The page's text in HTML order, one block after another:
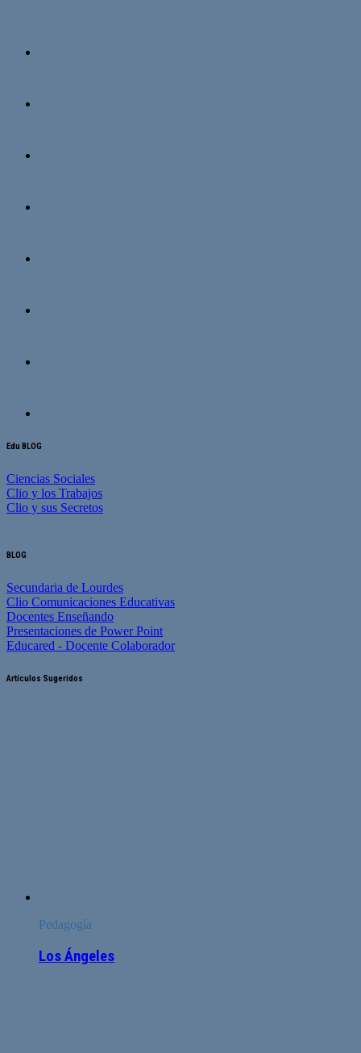
Edu BLOG
Ciencias Sociales
Clio y los Trabajos
Clio y sus Secretos
BLOG
Secundaria de Lourdes
Clio Comunicaciones Educativas
Docentes Enseñando
Presentaciones de Power Point
Educared - Docente Colaborador
Artículos Sugeridos
Pedagogía
Los Ángeles